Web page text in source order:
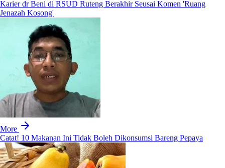
Karier dr Beni di RSUD Ruteng Berakhir Seusai Komen 'Ruang
Jenazah Kosong'
More
Catat! 10 Makanan Ini Tidak Boleh Dikonsumsi Bareng Pepaya